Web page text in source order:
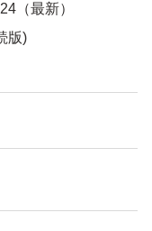
（最新）
版)
ー／1台端末）
認証)